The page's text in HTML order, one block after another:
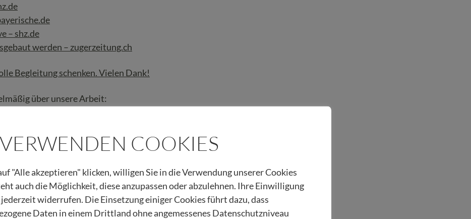
– shz.de
werden – zugerzeitung.ch
Begleitung schenken. Vielen Dank!
über unsere Arbeit:
COOKIES
"Alle akzeptieren" klicken, willigen Sie in die Verwendung unserer Cookies
auch die Möglichkeit, diese anzupassen oder abzulehnen. Ihre Einwilligung
jederzeit widerrufen. Die Einsetzung einiger Cookies führt dazu, dass
Daten in einem Drittland ohne angemessenes Datenschutzniveau